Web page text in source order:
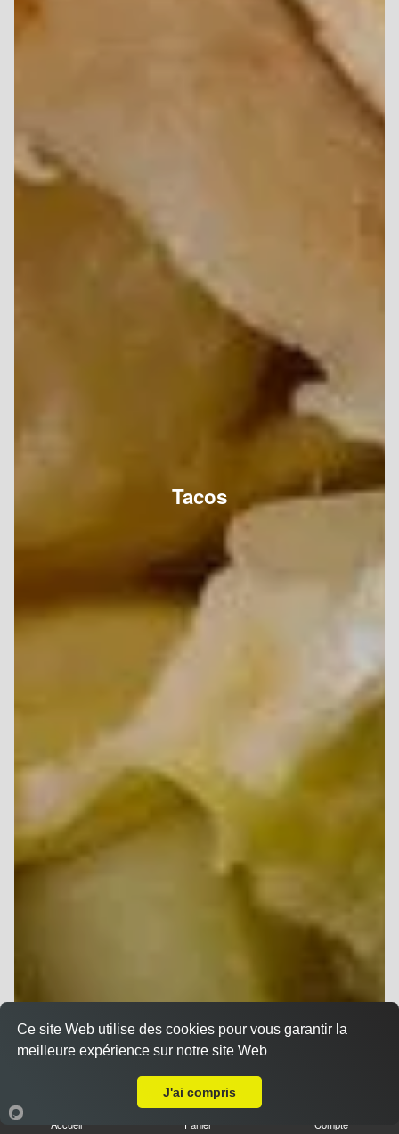
Tacos
Accueil Panier Compte
Ce site Web utilise des cookies pour vous garantir la
meilleure expérience sur notre site Web
J'ai compris